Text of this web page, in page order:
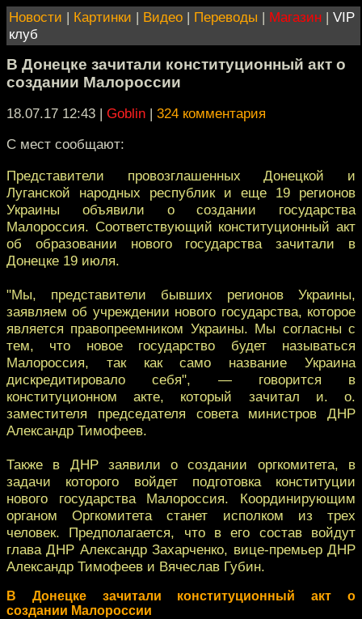
Новости | Картинки | Видео | Переводы | Магазин | VIP
клуб
В Донецке зачитали конституционный акт о
создании Малороссии
18.07.17 12:43 | Goblin | 324 комментария
С мест сообщают:
Представители провозглашенных Донецкой и
Луганской народных республик и еще 19 регионов
Украины объявили о создании государства
Малороссия. Соответствующий конституционный акт
об образовании нового государства зачитали в
Донецке 19 июля.
"Мы, представители бывших регионов Украины,
заявляем об учреждении нового государства, которое
является правопреемником Украины. Мы согласны с
тем, что новое государство будет называться
Малороссия, так как само название Украина
дискредитировало себя", — говорится в
конституционном акте, который зачитал и. о.
заместителя председателя совета министров ДНР
Александр Тимофеев.
Также в ДНР заявили о создании оргкомитета, в
задачи которого войдет подготовка конституции
нового государства Малороссия. Координирующим
органом Оргкомитета станет исполком из трех
человек. Предполагается, что в его состав войдут
глава ДНР Александр Захарченко, вице-премьер ДНР
Александр Тимофеев и Вячеслав Губин.
В Донецке зачитали конституционный акт о
создании Малороссии